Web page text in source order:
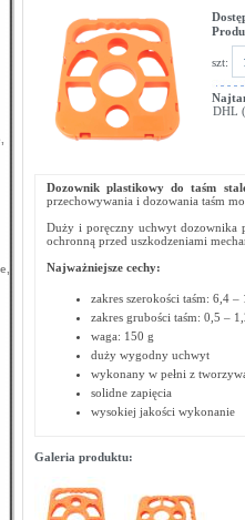
szt:
DHL
Dozownik plastikowy do taśm
przechowywania i dozowania taśm
Duży i poręczny uchwyt dozownika
ochronną przed uszkodzeniami
Najważniejsze cechy:
zakres szerokości taśm: 6,4 –
zakres grubości taśm: 0,5 –
waga: 150 g
duży wygodny uchwyt
wykonany w pełni z
solidne zapięcia
wysokiej jakości wykonanie
Galeria produktu: